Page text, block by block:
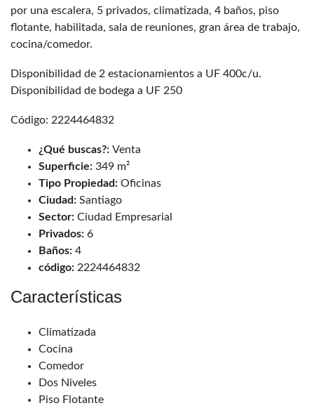
por una escalera, 5 privados, climatizada, 4 baños, piso
flotante, habilitada, sala de reuniones, gran área de trabajo,
cocina/comedor.
Disponibilidad de 2 estacionamientos a UF 400c/u.
Disponibilidad de bodega a UF 250
Código: 2224464832
¿Qué buscas?: Venta
Superficie: 349 m²
Tipo Propiedad: Oficinas
Ciudad: Santiago
Sector: Ciudad Empresarial
Privados: 6
Baños: 4
código: 2224464832
Características
Climatizada
Cocina
Comedor
Dos Niveles
Piso Flotante